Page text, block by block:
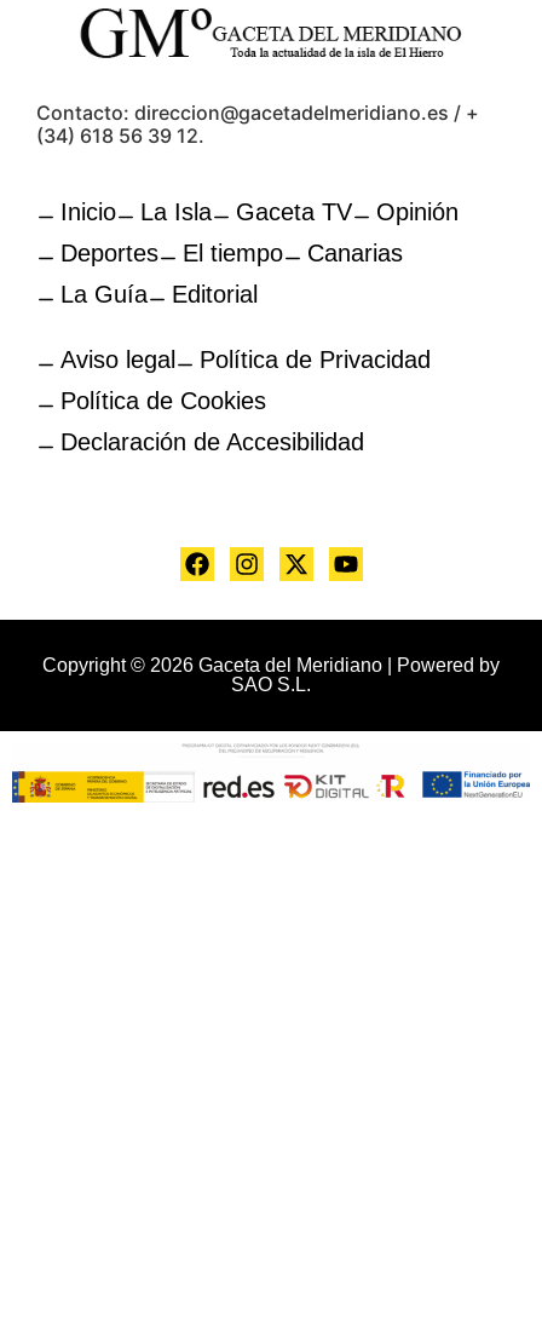
Contacto: direccion@gacetadelmeridiano.es / +
(34) 618 56 39 12.
Inicio La Isla Gaceta TV
Opinión
Deportes
El tiempo
Canarias
La Guía
Editorial
Aviso legal
Política de Privacidad
Política de Cookies
Declaración de Accesibilidad
Copyright © 2026 Gaceta del Meridiano | Powered by
SAO S.L.